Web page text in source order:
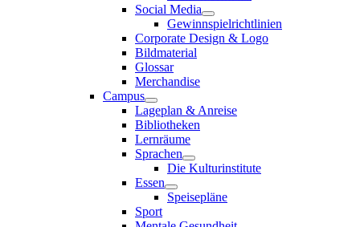
Social Media
Gewinnspielrichtlinien
Corporate Design & Logo
Bildmaterial
Glossar
Merchandise
Campus
Lageplan & Anreise
Bibliotheken
Lernräume
Sprachen
Die Kulturinstitute
Essen
Speisepläne
Sport